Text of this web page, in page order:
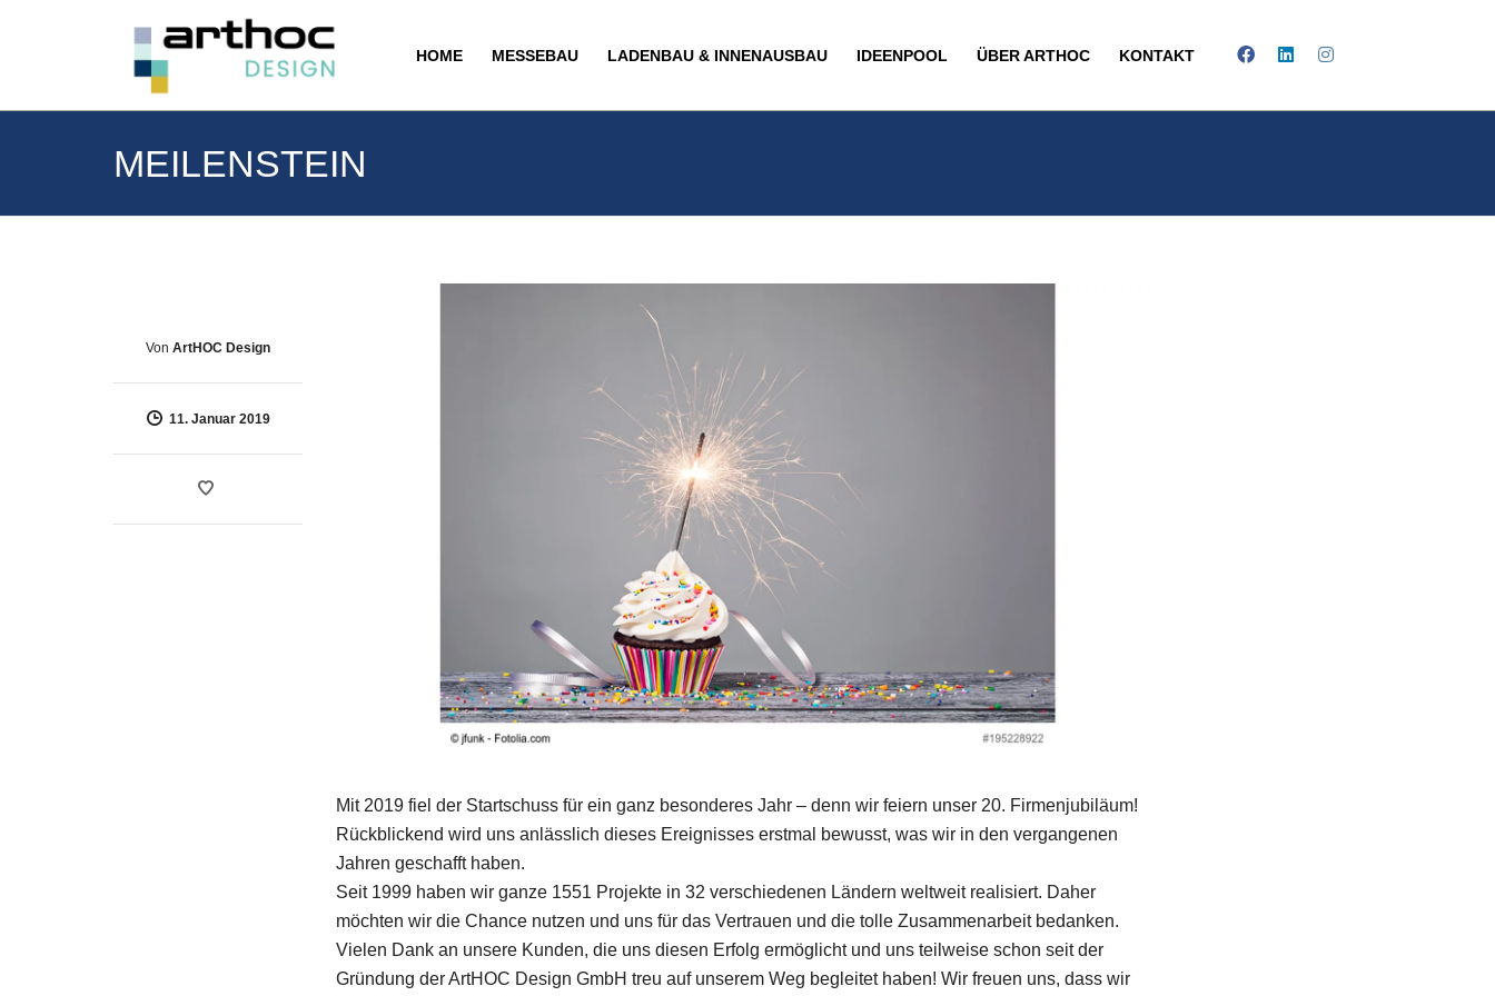
HOME MESSEBAU LADENBAU & INNENAUSBAU IDEENPOOL ÜBER ARTHOC KONTAKT
MEILENSTEIN
Von ArtHOC Design
11. Januar 2019
Mit 2019 fiel der Startschuss für ein ganz besonderes Jahr – denn wir feiern unser 20. Firmenjubiläum!
Rückblickend wird uns anlässlich dieses Ereignisses erstmal bewusst, was wir in den vergangenen
Jahren geschafft haben.
Seit 1999 haben wir ganze 1551 Projekte in 32 verschiedenen Ländern weltweit realisiert. Daher
möchten wir die Chance nutzen und uns für das Vertrauen und die tolle Zusammenarbeit bedanken.
Vielen Dank an unsere Kunden, die uns diesen Erfolg ermöglicht und uns teilweise schon seit der
Gründung der ArtHOC Design GmbH treu auf unserem Weg begleitet haben! Wir freuen uns, dass wir